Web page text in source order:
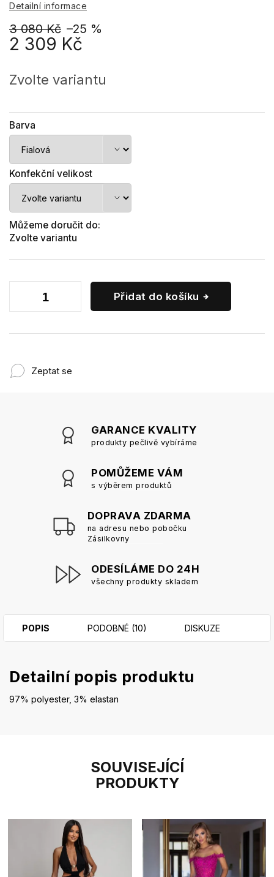
3 080 Kč –25 %
2 309 Kč
cena:
Zvolte variantu
Barva
Konfekční velikost
Můžeme doručit do:
Zvolte variantu
Přidat do košíku
Detailní informace
Zeptat se
GARANCE KVALITY
produkty pečlivě vybíráme
POMŮŽEME VÁM
s výběrem produktů
DOPRAVA ZDARMA
na adresu nebo pobočku
Zásilkovny
ODESÍLÁME DO 24H
všechny produkty skladem
SOUVISEJÍCÍ
PRODUKTY
POPIS PODOBNÉ (10) DISKUZE
Detailní popis produktu
97% polyester, 3% elastan